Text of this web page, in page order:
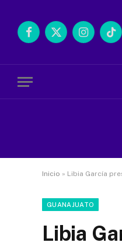
Facebook
X
Instagram
Inicio » Libia García
GUANAJUATO
Libia